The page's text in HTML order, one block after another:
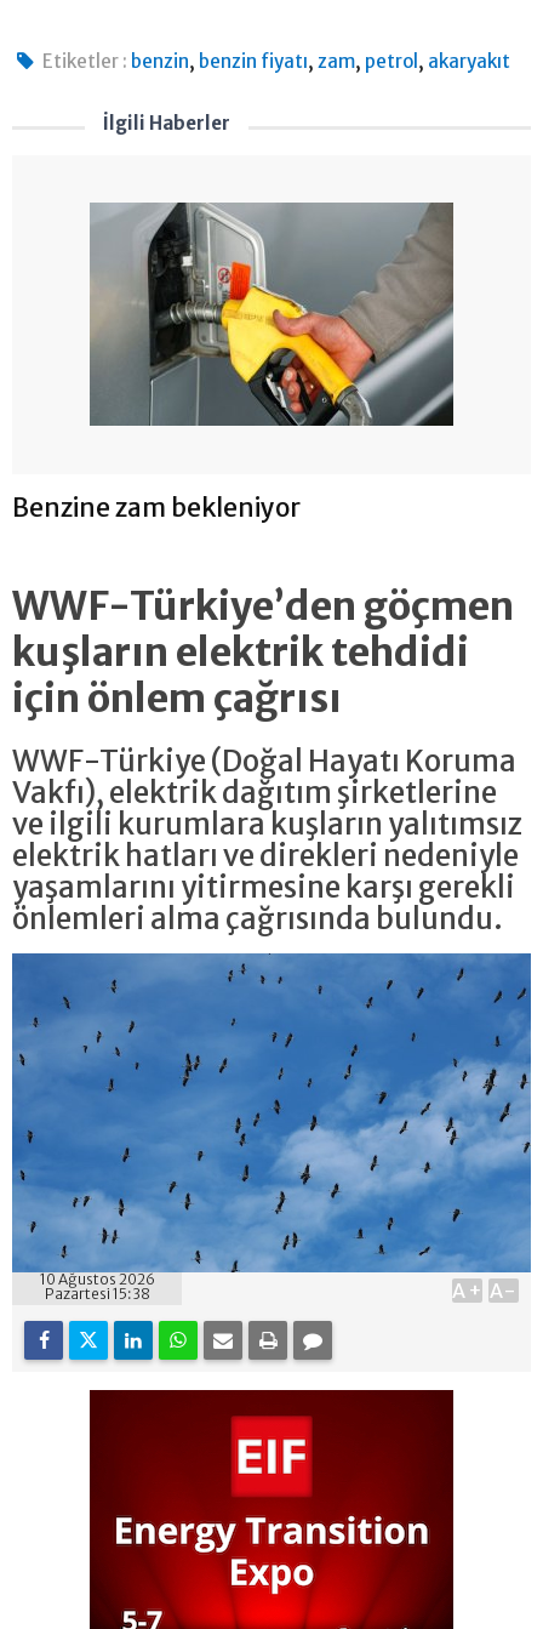
Etiketler : benzin, benzin fiyatı,zam, petrol , akaryakıt
İlgili Haberler
Benzine zam bekleniyor
WWF-Türkiye’den göçmen
kuşların elektrik tehdidi
için önlem çağrısı
WWF-Türkiye (Doğal Hayatı Koruma
Vakfı), elektrik dağıtım şirketlerine
ve ilgili kurumlara kuşların yalıtımsız
elektrik hatları ve direkleri nedeniyle
yaşamlarını yitirmesine karşı gerekli
önlemleri alma çağrısında bulundu.
10 Ağustos 2026
Pazartesi 15:38
A+ A-